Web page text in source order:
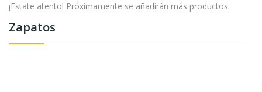
Zapatos
¡Estate atento! Próximamente se añadirán más productos.